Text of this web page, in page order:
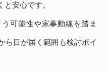
安心です。
可能性や家事動線を踏ま
ら目が届く範囲も検討ポイ